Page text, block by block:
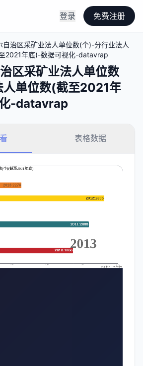
登录 免费注册
自治区采矿业法人单位数(个)-分行业法人
2021年底)-数据可视化-datavrap
区采矿业法人单位数
单位数(截至2021年
-datavrap
表格数据